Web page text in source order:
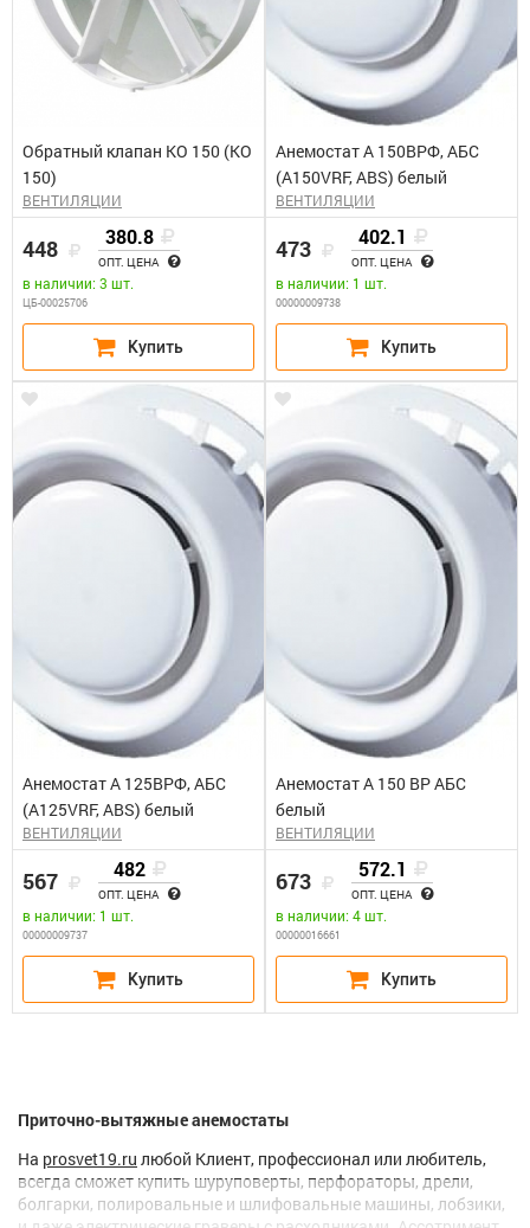
Обратный клапан КО 150 (КО
150)
ВЕНТИЛЯЦИИ
448 380.8
ОПТ. ЦЕНА
в наличии: 3 шт.
ЦБ-00025706
Анемостат А 150ВРФ, АБС
(А150VRF, ABS) белый
ВЕНТИЛЯЦИИ
473 402.1
ОПТ. ЦЕНА
в наличии: 1 шт.
00000009738
Анемостат А 125ВРФ, АБС
(А125VRF, ABS) белый
ВЕНТИЛЯЦИИ
567 482
ОПТ. ЦЕНА
в наличии: 1 шт.
00000009737
Анемостат А 150 ВР АБС
белый
ВЕНТИЛЯЦИИ
673 572.1
ОПТ. ЦЕНА
в наличии: 4 шт.
00000016661
Приточно-вытяжные анемостаты
На prosvet19.ru любой Клиент, профессионал или любитель,
всегда сможет купить шуруповерты, перфораторы, дрели,
болгарки, полировальные и шлифовальные машины, лобзики,